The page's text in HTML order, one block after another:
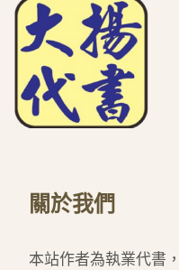
關於我們
本站作者為執業代書